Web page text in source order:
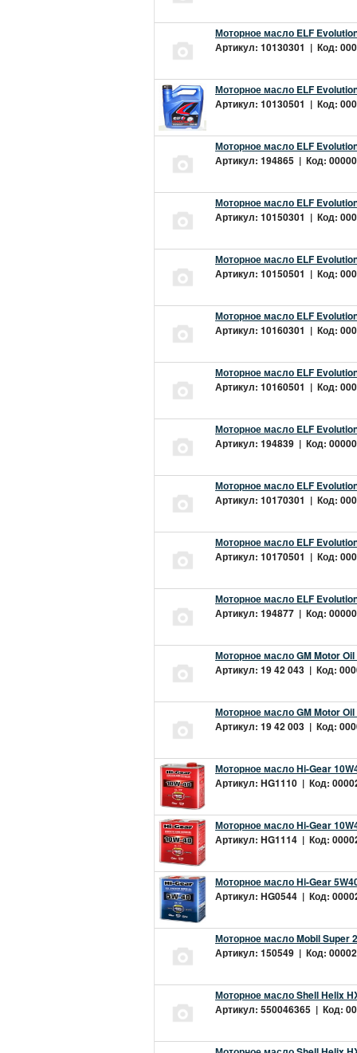
Моторное масло ELF
Артикул: 10130301 | Код:
Моторное масло ELF
Артикул: 10130501 | Код:
Моторное масло ELF
Артикул: 194865 | Код:
Моторное масло ELF
Артикул: 10150301 | Код:
Моторное масло ELF
Артикул: 10150501 | Код:
Моторное масло ELF
Артикул: 10160301 | Код:
Моторное масло ELF
Артикул: 10160501 | Код:
Моторное масло ELF
Артикул: 194839 | Код:
Моторное масло ELF
Артикул: 10170301 | Код:
Моторное масло ELF
Артикул: 10170501 | Код:
Моторное масло ELF
Артикул: 194877 | Код:
Моторное масло GM Motor Oil
Артикул: 19 42 043 | Код:
Моторное масло GM Motor
Артикул: 19 42 003 | Код:
Моторное масло Hi-Gear
Артикул: HG1110 | Код:
Моторное масло Hi-Gear
Артикул: HG1114 | Код:
Моторное масло Hi-Gear
Артикул: HG0544 | Код:
Моторное масло Mobil Super
Артикул: 150549 | Код:
Моторное масло Shell Helix
Артикул: 550046365 | Код: